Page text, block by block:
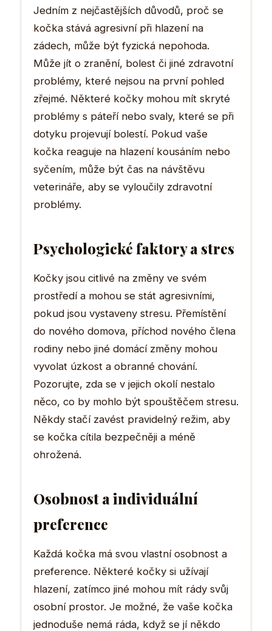
Jedním z nejčastějších důvodů, proč se
kočka stává agresivní při hlazení na
zádech, může být fyzická nepohoda.
Může jít o zranění, bolest či jiné zdravotní
problémy, které nejsou na první pohled
zřejmé. Některé kočky mohou mít skryté
problémy s páteří nebo svaly, které se při
dotyku projevují bolestí. Pokud vaše
kočka reaguje na hlazení kousáním nebo
syčením, může být čas na návštěvu
veterináře, aby se vyloučily zdravotní
problémy.
Psychologické faktory a stres
Kočky jsou citlivé na změny ve svém
prostředí a mohou se stát agresivními,
pokud jsou vystaveny stresu. Přemístění
do nového domova, příchod nového člena
rodiny nebo jiné domácí změny mohou
vyvolat úzkost a obranné chování.
Pozorujte, zda se v jejich okolí nestalo
něco, co by mohlo být spouštěčem stresu.
Někdy stačí zavést pravidelný režim, aby
se kočka cítila bezpečněji a méně
ohrožená.
Osobnost a individuální
preference
Každá kočka má svou vlastní osobnost a
preference. Některé kočky si užívají
hlazení, zatímco jiné mohou mít rády svůj
osobní prostor. Je možné, že vaše kočka
jednoduše nemá ráda, když se jí někdo